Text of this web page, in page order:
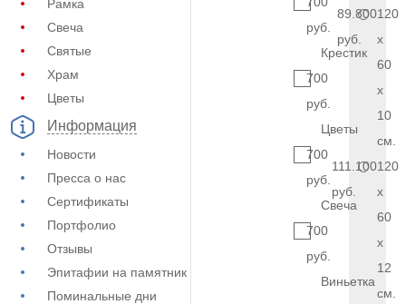
Рамка
Свеча
Святые
Храм
Цветы
Информация
Новости
Пресса о нас
Сертификаты
Портфолио
Отзывы
Эпитафии на памятник
Поминальные дни
руб.
Крестик
700
руб.
Цветы
700
руб.
Свеча
700
руб.
Виньетка
89.800
руб.
120
x
60
x
10
см.
111.100
руб.
120
x
60
x
12
см.